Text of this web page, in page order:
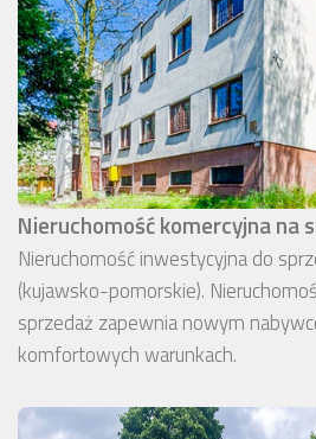
Nieruchomość komercyjna na
Nieruchomość inwestycyjna do
(kujawsko-pomorskie).
sprzedaż zapewnia nowym
komfortowych warunkach.